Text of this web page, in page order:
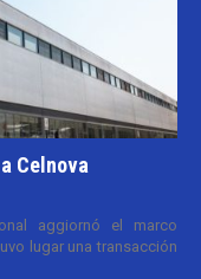
Celnova
aggiornó el marco
lugar una transacción